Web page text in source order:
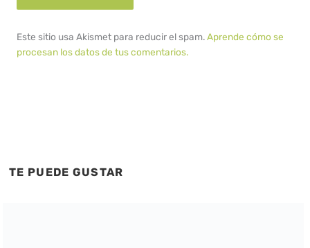
Este sitio usa Akismet para reducir el spam.Aprende cómo se
procesan los datos de tus comentarios.
TE PUEDE GUSTAR